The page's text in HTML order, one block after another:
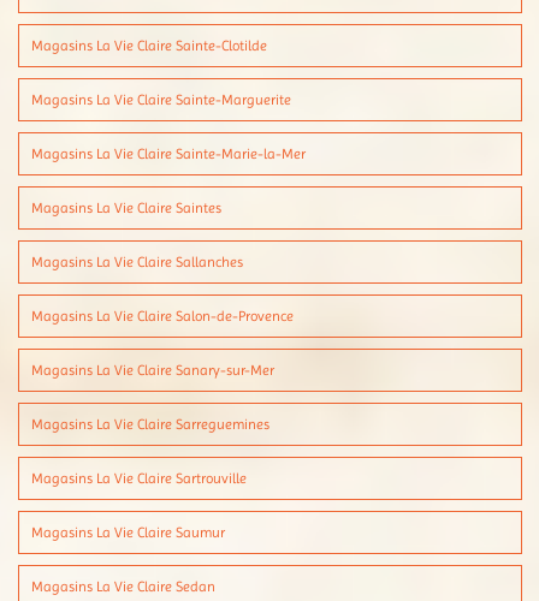
Magasins La Vie Claire Sainte-Clotilde
Magasins La Vie Claire Sainte-Marguerite
Magasins La Vie Claire Sainte-Marie-la-Mer
Magasins La Vie Claire Saintes
Magasins La Vie Claire Sallanches
Magasins La Vie Claire Salon-de-Provence
Magasins La Vie Claire Sanary-sur-Mer
Magasins La Vie Claire Sarreguemines
Magasins La Vie Claire Sartrouville
Magasins La Vie Claire Saumur
Magasins La Vie Claire Sedan